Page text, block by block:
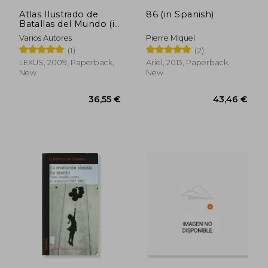
Atlas Ilustrado de
Batallas del Mundo (in
Spanish)
Varios Autores
(1)
LEXUS, 2009, Paperback,
New
86 (in Spanish)
Pierre Miquel
(2)
Ariel, 2013, Paperback,
New